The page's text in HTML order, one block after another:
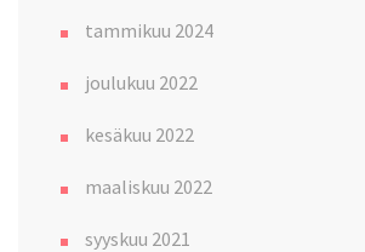
tammikuu 2024
joulukuu 2022
kesäkuu 2022
maaliskuu 2022
syyskuu 2021